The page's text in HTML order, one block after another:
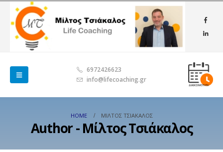
6972426623
info@lifecoaching.gr
HOME ΜΊΛΤΟΣ ΤΣΙΆΚΑΛΟΣ
Author - Μίλτος Τσιάκαλος